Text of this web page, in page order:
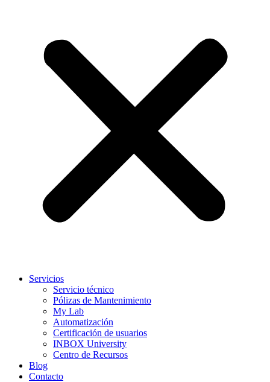
Servicios
Servicio técnico
Pólizas de Mantenimiento
My Lab
Automatización
Certificación de usuarios
INBOX University
Centro de Recursos
Blog
Contacto